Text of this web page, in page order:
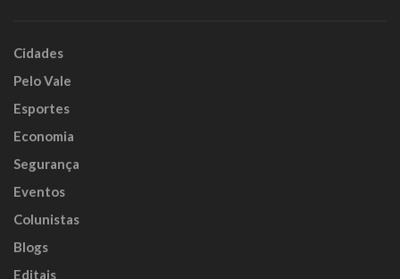
Cidades
Pelo Vale
Esportes
Economia
Segurança
Eventos
Colunistas
Blogs
Editais